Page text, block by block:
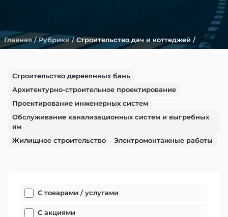
Главная/Рубрики/Строительство дач и коттеджей /
Строительство деревянных бань
Архитектурно-строительное проектирование
Проектирование инженерных систем
Обслуживание канализационных систем и выгребных
ям
Жилищное строительство
Электромонтажные работы
С товарами / услугами
С акциями